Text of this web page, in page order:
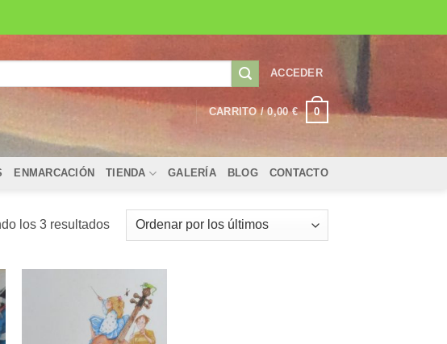
ACCEDER
CARRITO /0,00€ 0
ENMARCACIÓN TIENDA GALERÍA BLOG CONTACTO
los 3 resultadosOrdenado
por
últimos